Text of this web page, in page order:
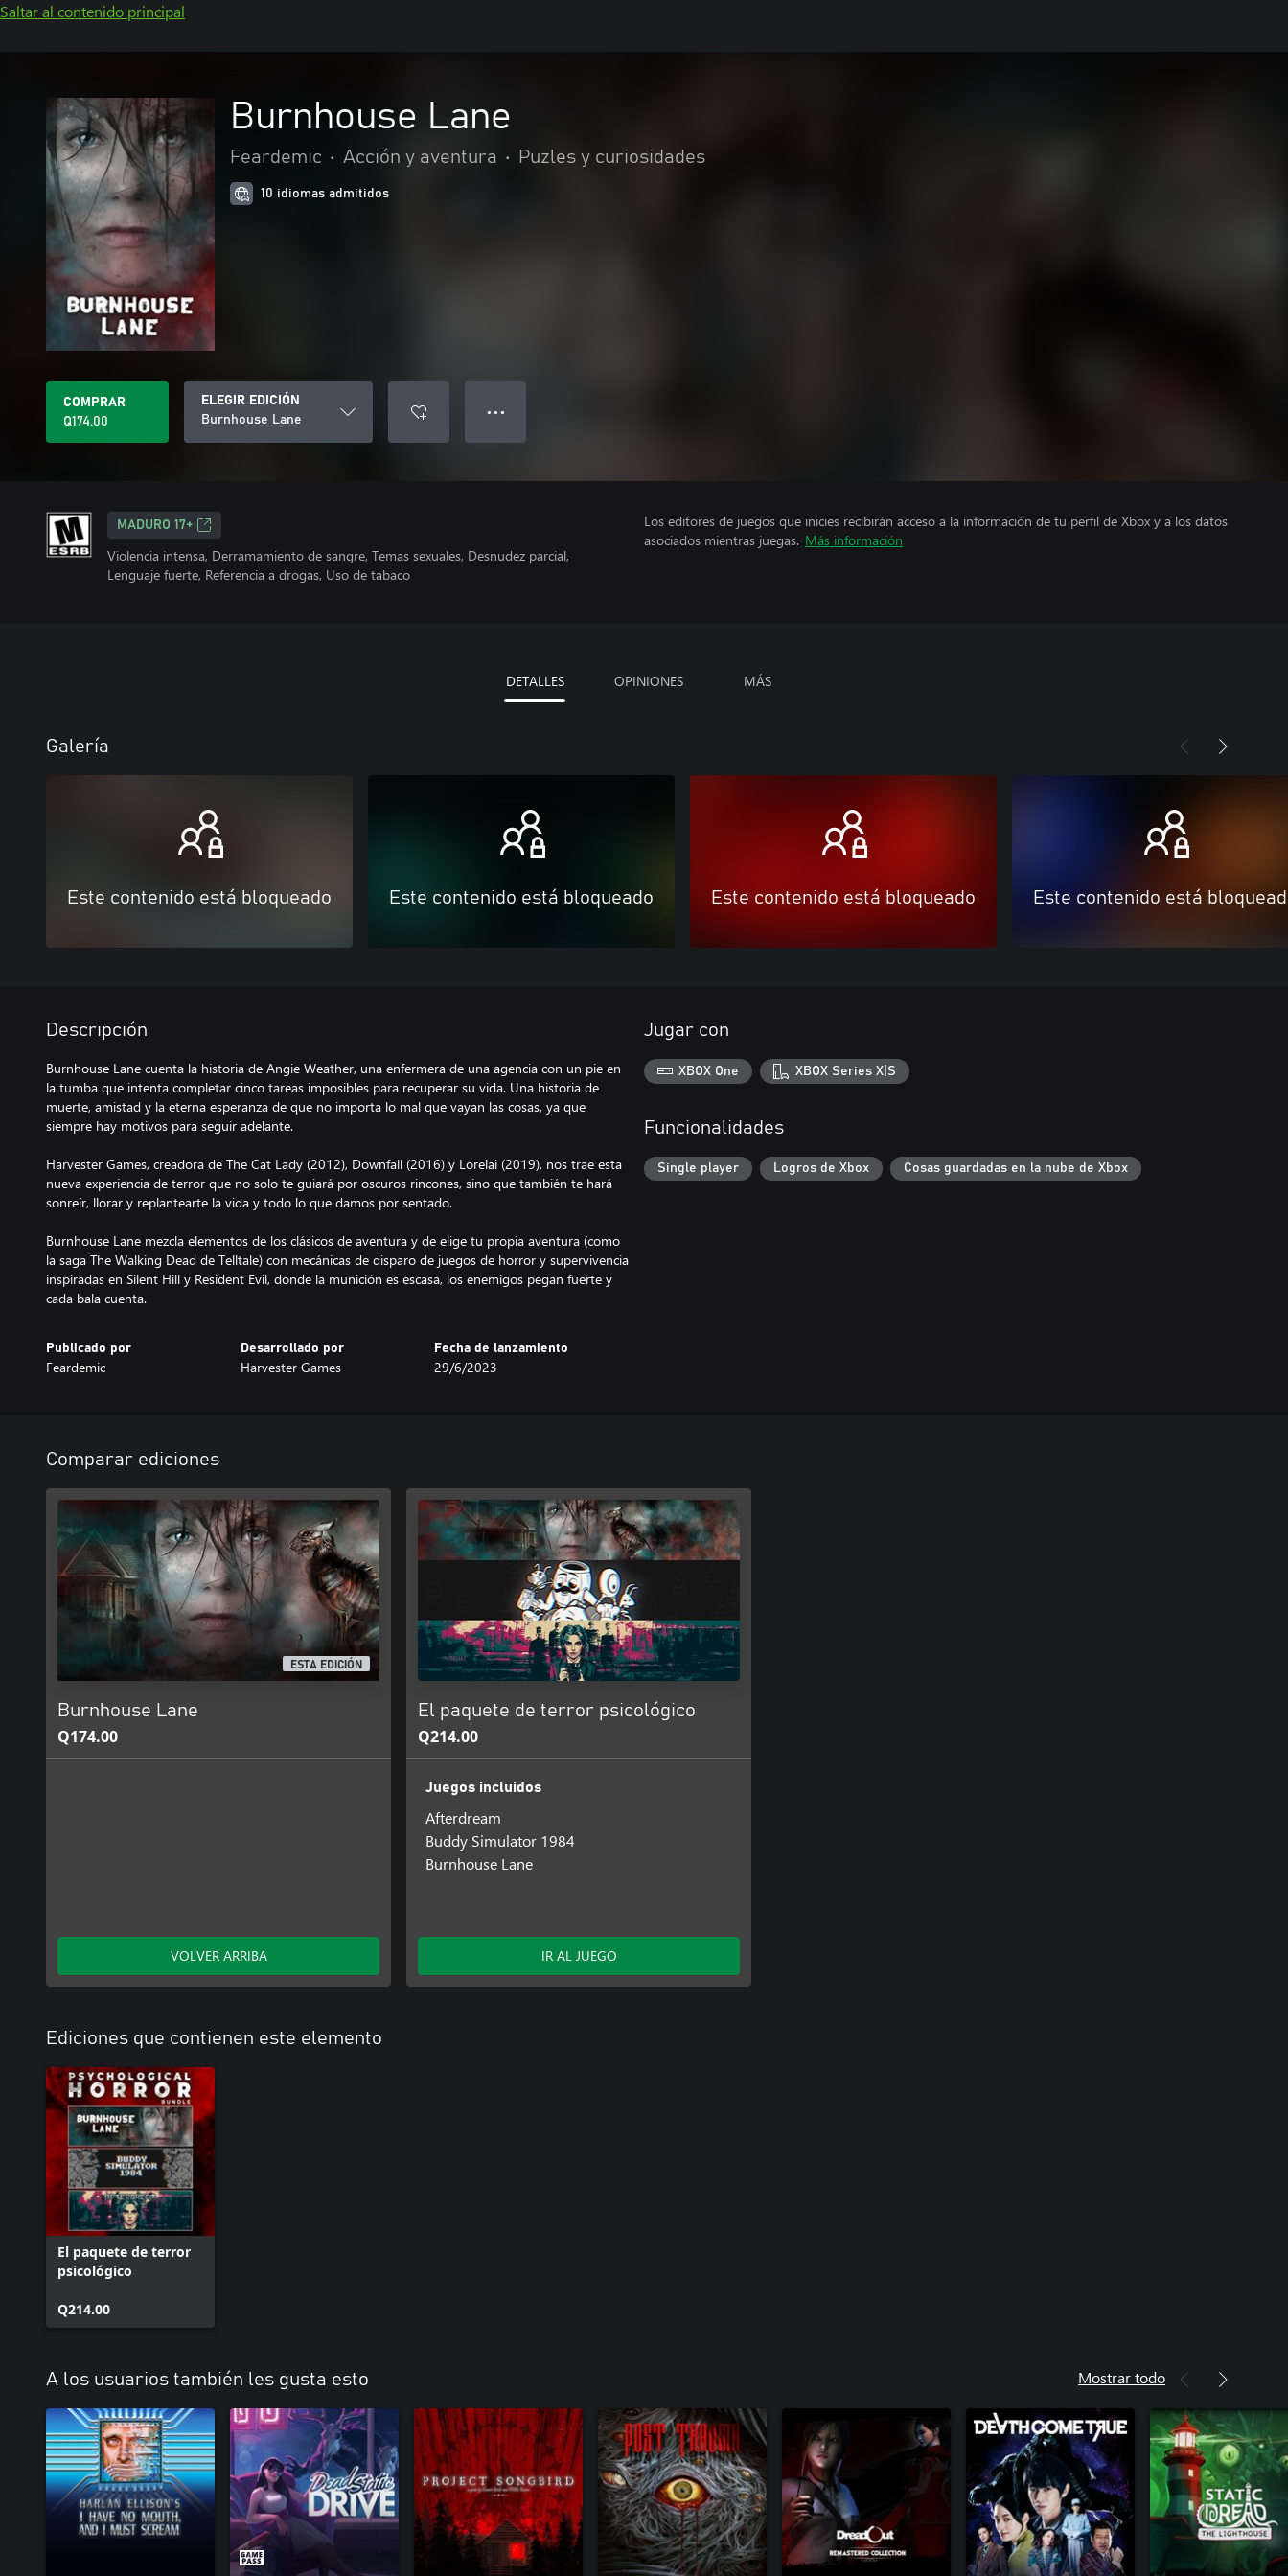
Saltar al contenido principal
Burnhouse Lane
Feardemic • Acción y aventura • Puzles y curiosidades
10 idiomas admitidos
COMPRAR
Q174.00
ELEGIR EDICIÓN
Burnhouse Lane
● ● ●
MADURO 17+
Violencia intensa, Derramamiento de sangre, Temas sexuales, Desnudez parcial,
Lenguaje fuerte, Referencia a drogas, Uso de tabaco
Los editores de juegos que inicies recibirán acceso a la información de tu perfil de Xbox y a los datos
asociados mientras juegas. Más información
DETALLES OPINIONES MÁS
Galería
Este contenido está bloqueado Este contenido está bloqueado Este contenido está bloqueado Este contenido está
Descripción
Burnhouse Lane cuenta la historia de Angie Weather, una enfermera de una agencia con un pie en
la tumba que intenta completar cinco tareas imposibles para recuperar su vida. Una historia de
muerte, amistad y la eterna esperanza de que no importa lo mal que vayan las cosas, ya que
siempre hay motivos para seguir adelante.
Harvester Games, creadora de The Cat Lady (2012), Downfall (2016) y Lorelai (2019), nos trae esta
nueva experiencia de terror que no solo te guiará por oscuros rincones, sino que también te hará
sonreír, llorar y replantearte la vida y todo lo que damos por sentado.
Burnhouse Lane mezcla elementos de los clásicos de aventura y de elige tu propia aventura (como
la saga The Walking Dead de Telltale) con mecánicas de disparo de juegos de horror y supervivencia
inspiradas en Silent Hill y Resident Evil, donde la munición es escasa, los enemigos pegan fuerte y
cada bala cuenta.
Publicado por
Feardemic
Desarrollado por
Harvester Games
Fecha de lanzamiento
29/6/2023
Jugar con
XBOX One XBOX Series X|S
Funcionalidades
Single player Logros de Xbox Cosas guardadas en la nube de Xbox
Comparar ediciones
ESTA EDICIÓN
Burnhouse Lane
Q174.00
VOLVER ARRIBA
El paquete de terror psicológico
Q214.00
Juegos incluidos
Afterdream
Buddy Simulator 1984
Burnhouse Lane
IR AL JUEGO
Ediciones que contienen este elemento
El paquete de terror
psicológico
Q214.00
A los usuarios también les gusta esto Mostrar todo